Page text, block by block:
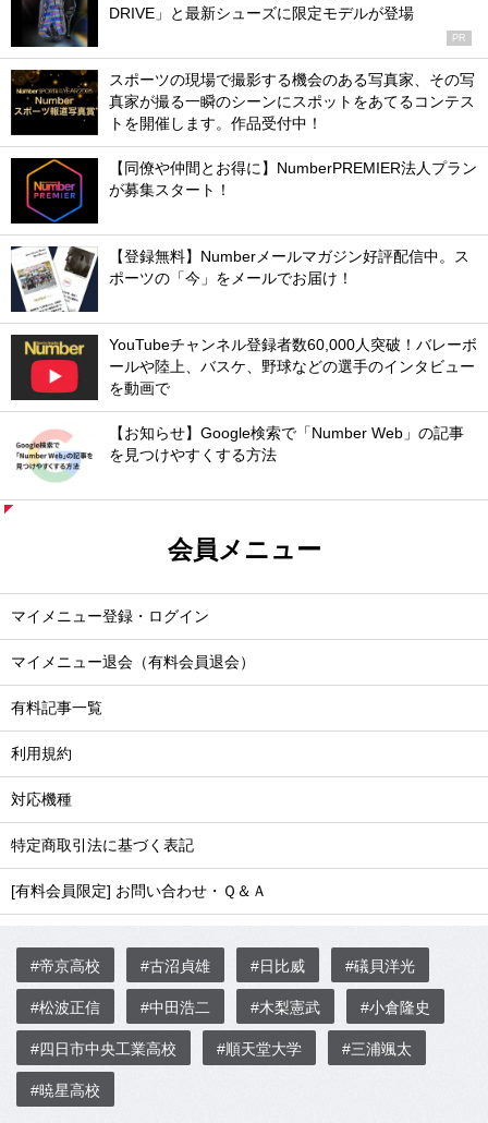
DRIVE」と最新シューズに限定モデルが登場
PR
スポーツの現場で撮影する機会のある写真家、その写
真家が撮る一瞬のシーンにスポットをあてるコンテス
トを開催します。作品受付中！
【同僚や仲間とお得に】NumberPREMIER法人プラン
が募集スタート！
【登録無料】Numberメールマガジン好評配信中。ス
ポーツの「今」をメールでお届け！
YouTubeチャンネル登録者数60,000人突破！バレーボ
ールや陸上、バスケ、野球などの選手のインタビュー
を動画で
【お知らせ】Google検索で「Number Web」の記事
を見つけやすくする方法
会員メニュー
マイメニュー登録・ログイン
マイメニュー退会（有料会員退会）
有料記事一覧
利用規約
対応機種
特定商取引法に基づく表記
[有料会員限定] お問い合わせ・Ｑ＆Ａ
#帝京高校 #古沼貞雄 #日比威 #礒貝洋光
#松波正信 #中田浩二 #木梨憲武 #小倉隆史
#四日市中央工業高校 #順天堂大学 #三浦颯太
#暁星高校